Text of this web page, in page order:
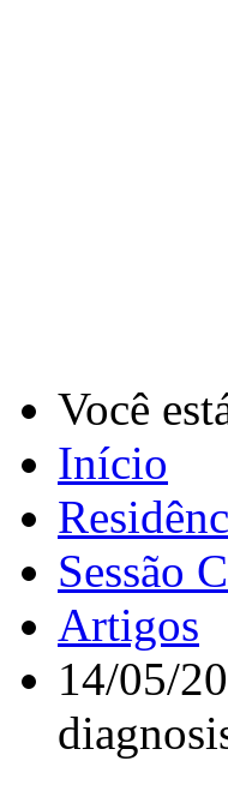
Você
Início
Sessão
Artigos
14/05/